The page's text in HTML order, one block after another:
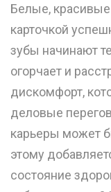
Белые,
карточкой
зубы начинают
огорчает и
дискомфорт,
деловые
карьеры может
этому
состояние